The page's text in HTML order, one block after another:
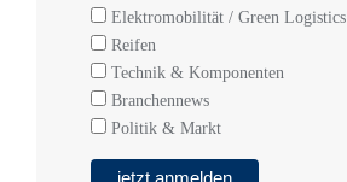
Elektromobilität / Green Logistics
Reifen
Technik & Komponenten
Branchennews
Politik & Markt